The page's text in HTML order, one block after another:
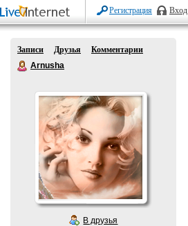
Регистрация Вход
Записи Друзья
Комментарии
Arnusha
В друзья